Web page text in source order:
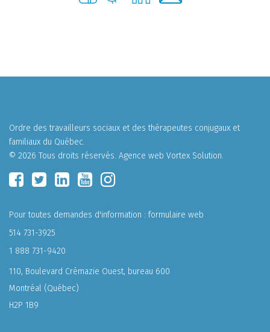
Ordre des travailleurs sociaux et des thérapeutes conjugaux et
familiaux du Québec.
© 2026 Tous droits réservés. Agence web Vortex Solution.
Pour toutes demandes d'information :formulaire web
514 731-3925
1 888 731-9420
110, Boulevard Crémazie Ouest, bureau 600
Montréal (Québec)
H2P 1B9